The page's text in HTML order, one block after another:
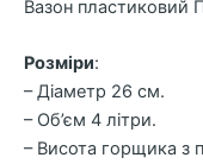
Вазон пластиковий
Розміри:
– Діаметр 26 см.
– Об’єм 4 літри.
– Висота горщика з